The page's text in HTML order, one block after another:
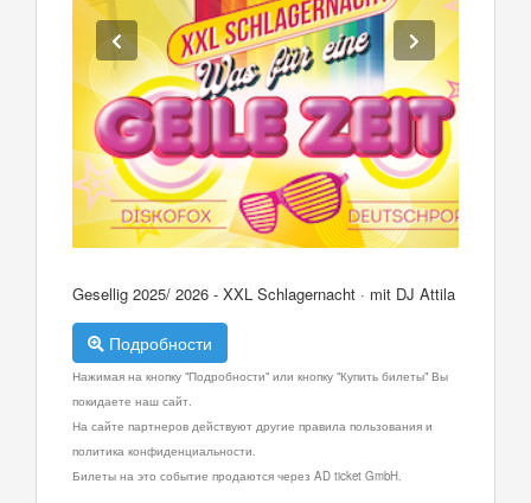
Gesellig 2025/ 2026 - XXL Schlagernacht · mit DJ Attila
Подробности
Нажимая на кнопку "Подробности" или кнопку "Купить билеты" Вы
покидаете наш сайт.
На сайте партнеров действуют другие правила пользования и
политика конфиденциальности.
Билеты на это событие продаются через AD ticket GmbH.